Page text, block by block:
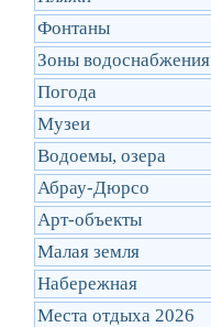
Фонтаны
Зоны водоснабжения
Погода
Музеи
Водоемы, озера
Абрау-Дюрсо
Арт-объекты
Малая земля
Набережная
Места отдыха 2026